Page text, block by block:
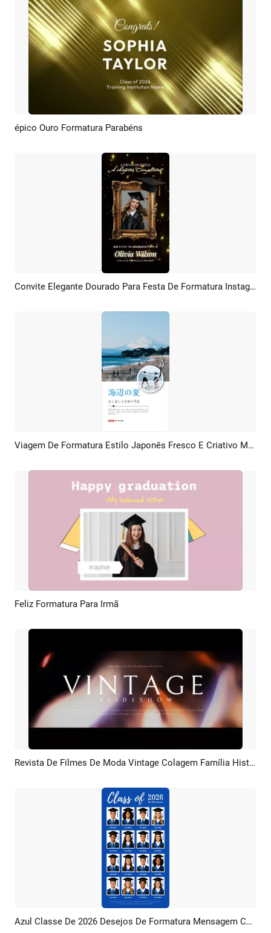
Pré-visualizar
épico Ouro Formatura Parabéns
Pré-visualizar Criar IA Convite Elegante Dourado Para Festa De Formatura Instagram, TikTok E Reel
Pré-visualizar Criar IA Viagem De Formatura Estilo Japonês Fresco E Criativo Mar Fuji Diário Colagem De Fotos
Pré-visualizar
Feliz Formatura Para Irmã
Pré-visualizar Criar IA Revista De Filmes De Moda Vintage Colagem Família História De Amor Casamento Aniversário Formatura Apresentação De Slides
Pré-visualizar Criar IA Azul Classe De 2026 Desejos De Formatura Mensagem Colagem De Fotos Tiktok Instagram Reels